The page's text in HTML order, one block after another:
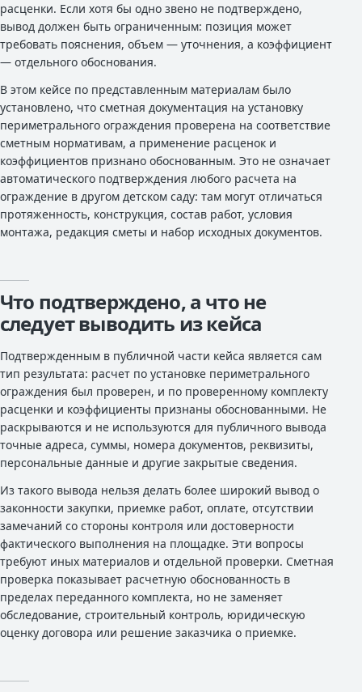
расценки. Если хотя бы одно звено не подтверждено,
вывод должен быть ограниченным: позиция может
требовать пояснения, объем — уточнения, а коэффициент
— отдельного обоснования.
В этом кейсе по представленным материалам было
установлено, что сметная документация на установку
периметрального ограждения проверена на соответствие
сметным нормативам, а применение расценок и
коэффициентов признано обоснованным. Это не означает
автоматического подтверждения любого расчета на
ограждение в другом детском саду: там могут отличаться
протяженность, конструкция, состав работ, условия
монтажа, редакция сметы и набор исходных документов.
Что подтверждено, а что не
следует выводить из кейса
Подтвержденным в публичной части кейса является сам
тип результата: расчет по установке периметрального
ограждения был проверен, и по проверенному комплекту
расценки и коэффициенты признаны обоснованными. Не
раскрываются и не используются для публичного вывода
точные адреса, суммы, номера документов, реквизиты,
персональные данные и другие закрытые сведения.
Из такого вывода нельзя делать более широкий вывод о
законности закупки, приемке работ, оплате, отсутствии
замечаний со стороны контроля или достоверности
фактического выполнения на площадке. Эти вопросы
требуют иных материалов и отдельной проверки. Сметная
проверка показывает расчетную обоснованность в
пределах переданного комплекта, но не заменяет
обследование, строительный контроль, юридическую
оценку договора или решение заказчика о приемке.